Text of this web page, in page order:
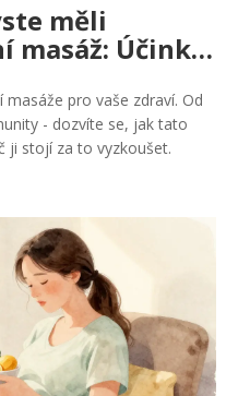
měli
masáž: Účinky
pro vaše zdraví. Od
- dozvíte se, jak tato
ji stojí za to vyzkoušet.